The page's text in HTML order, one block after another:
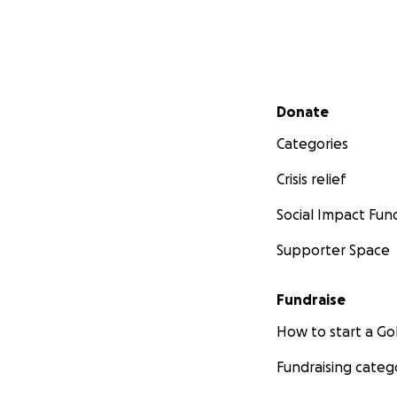
Secondary menu
Donate
Categories
Crisis relief
Social Impact
Supporter Space
Fundraise
How to start a
Fundraising